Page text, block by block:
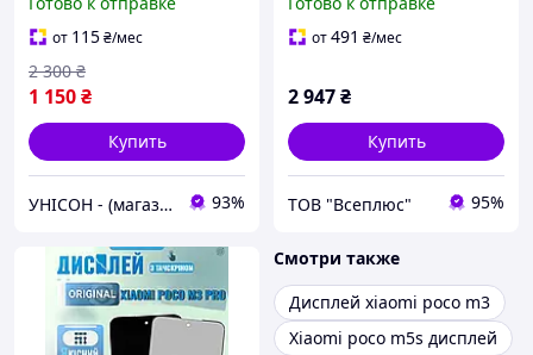
экран оригинал на
Ксиоми Поко М3 Про
от 115₴/мес
1 150₴
2 300 ₴
Купить
УНІСОН - (магазин запчастин для телефонів) 93%
сенсорным стеклом, С
рамкой, Черный
от491 ₴/мес
2 947₴
Купить
ТОВ "Всеплюс" 95%
Смотри также
Дисплей xiaomi poco m3
Xiaomi poco m5s дисплей